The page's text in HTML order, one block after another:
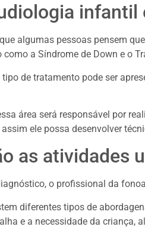
infantil
algumas pessoas pensem
a Síndrome de Down e o
tipo de tratamento pode ser
área será responsável por
ele possa desenvolver
as atividades
o profissional da
diferentes tipos de
e a necessidade da criança,